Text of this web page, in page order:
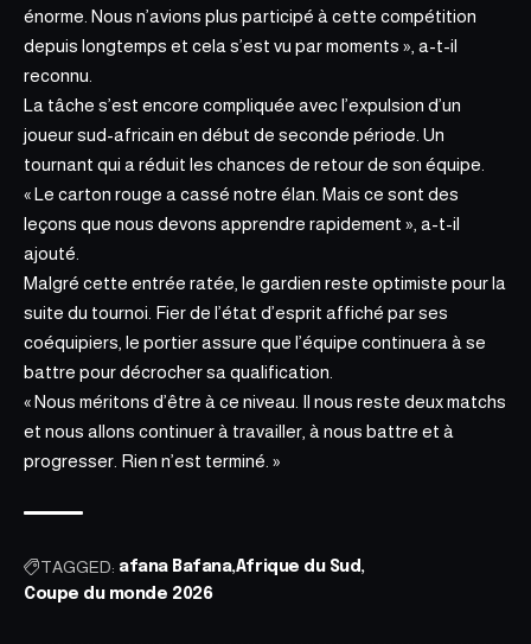
énorme. Nous n’avions plus participé à cette compétition
depuis longtemps et cela s’est vu par moments », a-t-il
reconnu.
La tâche s’est encore compliquée avec l’expulsion d’un
joueur sud-africain en début de seconde période. Un
tournant qui a réduit les chances de retour de son équipe.
« Le carton rouge a cassé notre élan. Mais ce sont des
leçons que nous devons apprendre rapidement », a-t-il
ajouté.
Malgré cette entrée ratée, le gardien reste optimiste pour la
suite du tournoi. Fier de l’état d’esprit affiché par ses
coéquipiers, le portier assure que l’équipe continuera à se
battre pour décrocher sa qualification.
« Nous méritons d’être à ce niveau. Il nous reste deux matchs
et nous allons continuer à travailler, à nous battre et à
progresser. Rien n’est terminé. »
TAGGED: afana Bafana Afrique du Sud
Coupe du monde 2026